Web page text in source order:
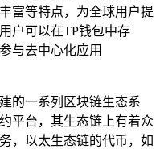
富等特点，为全球用户提
户可以在TP钱包中存
与去中心化应用
的一系列区块链生态系
平台，其生态链上有着众
，以太生态链的代币，如